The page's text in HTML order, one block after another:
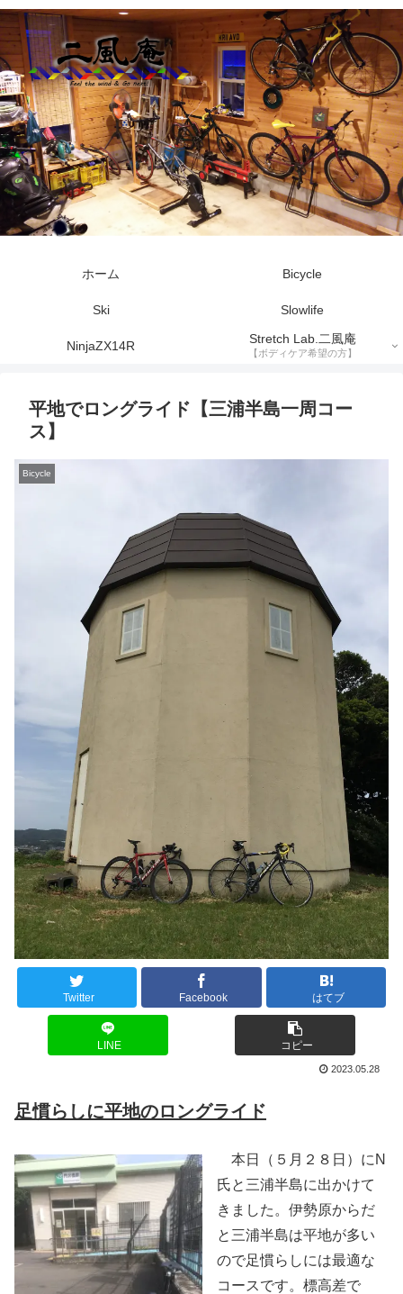
ホーム Bicycle
Ski Slowlife
NinjaZX14R Stretch Lab.二風庵
【ボディケア希望の方】
平地でロングライド【三浦半島一周コー
ス】
Bicycle
Twitter Facebook はてブ
LINE コピー
2023.05.28
足慣らしに平地のロングライド
本日（５月２８日）にN
氏と三浦半島に出かけて
きました。伊勢原からだ
と三浦半島は平地が多い
ので足慣らしには最適な
コースです。標高差で